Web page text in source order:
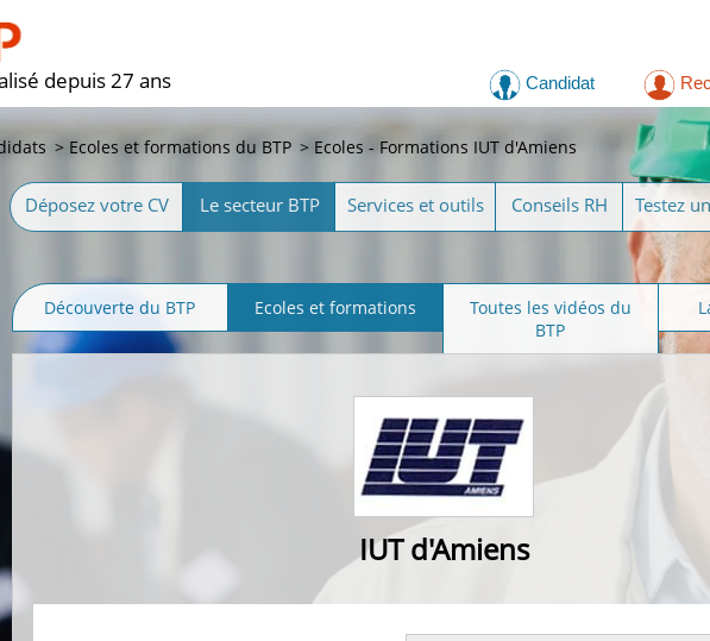
depuis 27 ans Candidat
> Ecoles et formations du BTP > Ecoles - Formations IUT d'Amiens
Déposez votre CV Le secteur BTP Services et outils Conseils RH Testez
Découverte du BTP Ecoles et formations
Toutes les vidéos du
BTP
IUT d'Amiens